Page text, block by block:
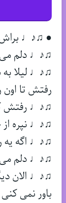
● ♫♪♩
♫♪♩ دلم می
♫♪♩ لیلا
رفتش تا
♫♪♩ رفتش
♫♪♩ نپره
♫♪♩ اگه یه
♫♪♩ دلم
♫♪♩ الان
باور نمی